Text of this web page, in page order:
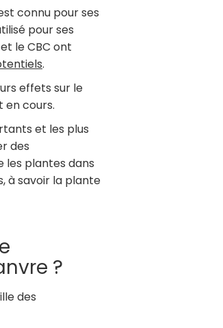
connu pour ses
pour ses
le CBC ont
.
effets sur le
en cours.
et les plus
des
les plantes dans
à savoir la plante
?
des